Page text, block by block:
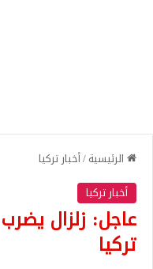
الرئيسية/أخبار تركيا
أخبار تركيا
عاجل: زلزال
تركيا